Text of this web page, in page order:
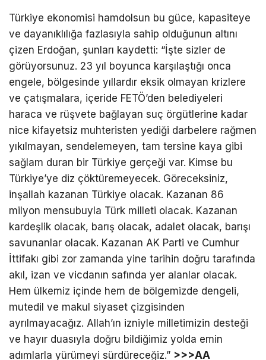
Türkiye ekonomisi hamdolsun bu güce, kapasiteye
ve dayanıklılığa fazlasıyla sahip olduğunun altını
çizen Erdoğan, şunları kaydetti: “İşte sizler de
görüyorsunuz. 23 yıl boyunca karşılaştığı onca
engele, bölgesinde yıllardır eksik olmayan krizlere
ve çatışmalara, içeride FETÖ’den belediyeleri
haraca ve rüşvete bağlayan suç örgütlerine kadar
nice kifayetsiz muhteristen yediği darbelere rağmen
yıkılmayan, sendelemeyen, tam tersine kaya gibi
sağlam duran bir Türkiye gerçeği var. Kimse bu
Türkiye’ye diz çöktüremeyecek. Göreceksiniz,
inşallah kazanan Türkiye olacak. Kazanan 86
milyon mensubuyla Türk milleti olacak. Kazanan
kardeşlik olacak, barış olacak, adalet olacak, barışı
savunanlar olacak. Kazanan AK Parti ve Cumhur
İttifakı gibi zor zamanda yine tarihin doğru tarafında
akıl, izan ve vicdanın safında yer alanlar olacak.
Hem ülkemiz içinde hem de bölgemizde dengeli,
mutedil ve makul siyaset çizgisinden
ayrılmayacağız. Allah’ın izniyle milletimizin desteği
ve hayır duasıyla doğru bildiğimiz yolda emin
adımlarla yürümeyi sürdüreceğiz.” >>>AA